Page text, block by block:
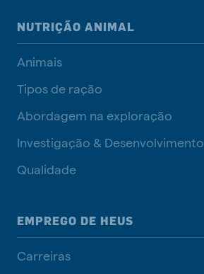
NUTRIÇÃO ANIMAL
Animais
Tipos de ração
Abordagem na exploração
Investigação & Desenvolvimento
Qualidade
EMPREGO DE HEUS
Carreiras